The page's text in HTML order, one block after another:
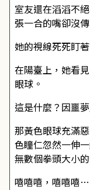
室友還在滔滔不
張一合的嘴卻沒
她的視線死死盯
在陽臺上，她看
眼球。
這是什麼？因噩
那黃色眼球充滿
色瞳仁忽然一伸
無數個拳頭大小
嘻嘻嘻，嘻嘻嘻